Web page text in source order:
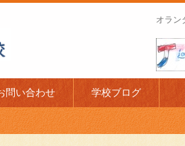
オラン
問い合わせ 学校ブログ